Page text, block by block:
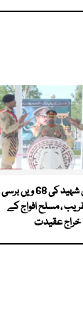
میجر طفیل شہید کی 68
، مسلح افواج کے
خراج عقیدت